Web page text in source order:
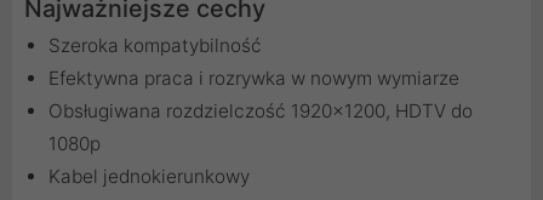
Najważniejsze cechy
Szeroka kompatybilność
Efektywna praca i rozrywka w nowym wymiarze
Obsługiwana rozdzielczość 1920x1200, HDTV do
1080p
Kabel jednokierunkowy